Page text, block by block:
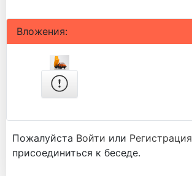
Вложения:
Пожалуйста Войти или Регистрация
присоединиться к беседе.